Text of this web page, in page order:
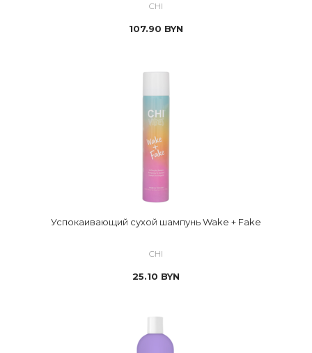
CHI
107.90 BYN
Успокаивающий сухой шампунь Wake + Fake
CHI
25.10 BYN